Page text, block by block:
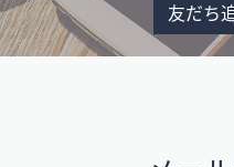
友だち